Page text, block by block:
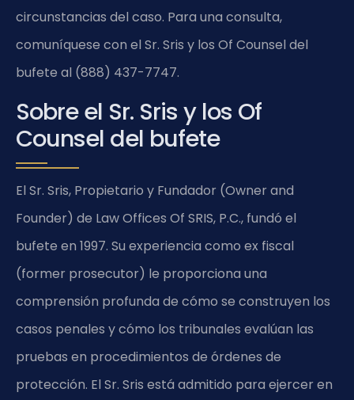
circunstancias del caso. Para una consulta,
comuníquese con el Sr. Sris y los Of Counsel del
bufete al (888) 437-7747.
Sobre el Sr. Sris y los Of
Counsel del bufete
El Sr. Sris, Propietario y Fundador (Owner and
Founder) de Law Offices Of SRIS, P.C., fundó el
bufete en 1997. Su experiencia como ex fiscal
(former prosecutor) le proporciona una
comprensión profunda de cómo se construyen los
casos penales y cómo los tribunales evalúan las
pruebas en procedimientos de órdenes de
protección. El Sr. Sris está admitido para ejercer en